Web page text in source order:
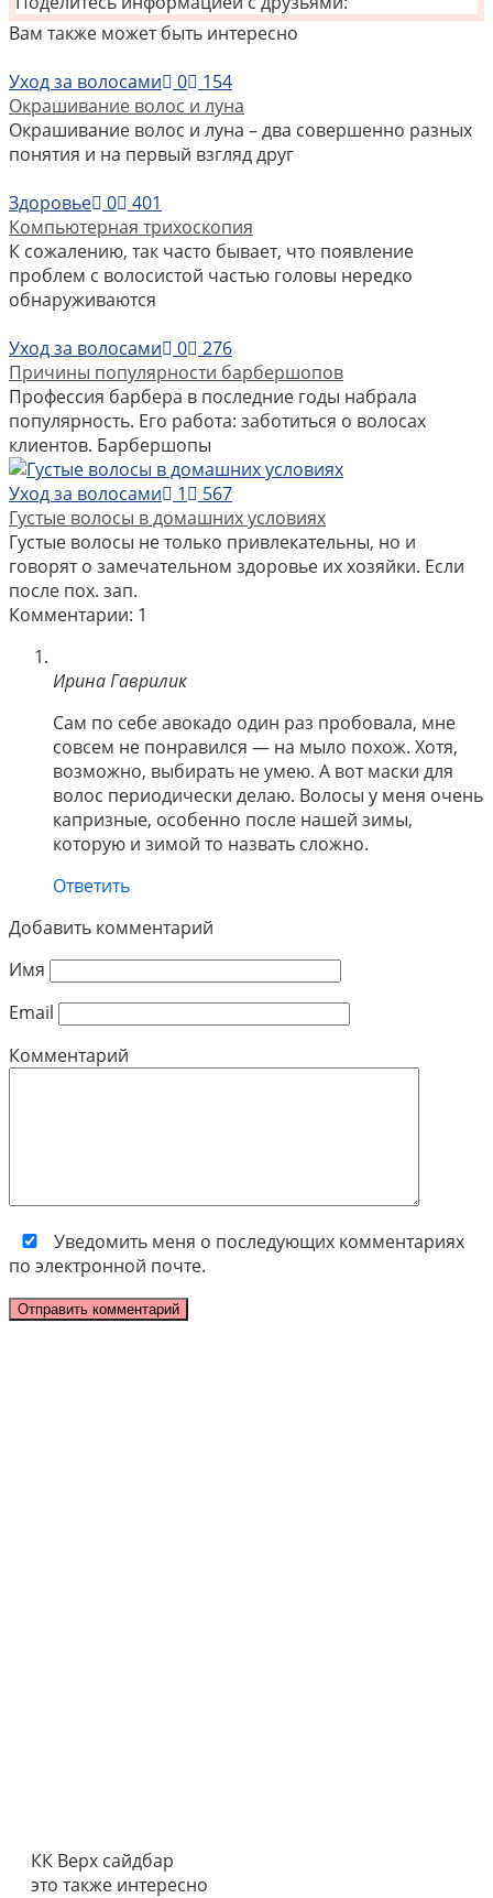
Вам также может быть интересно
Уход за волосами
0
154
Окрашивание волос и луна
Окрашивание волос и луна – два совершенно разных
понятия и на первый взгляд друг
Здоровье
0
401
Компьютерная трихоскопия
К сожалению, так часто бывает, что появление
проблем с волосистой частью головы нередко
обнаруживаются
Уход за волосами
0
276
Причины популярности барбершопов
Профессия барбера в последние годы набрала
популярность. Его работа: заботиться о волосах
клиентов. Барбершопы
Уход за волосами
1
567
Густые волосы в домашних условиях
Густые волосы не только привлекательны, но и
говорят о замечательном здоровье их хозяйки. Если
после пох. зап.
Комментарии: 1
Ирина Гаврилик
Сам по себе авокадо один раз пробовала, мне
совсем не понравился — на мыло похож. Хотя,
возможно, выбирать не умею. А вот маски для
волос периодически делаю. Волосы у меня очень
капризные, особенно после нашей зимы,
которую и зимой то назвать сложно.
Ответить
Добавить комментарий
Имя
Email
Комментарий
Уведомить меня о последующих комментариях
по электронной почте.
КК Верх сайдбар
это также интересно